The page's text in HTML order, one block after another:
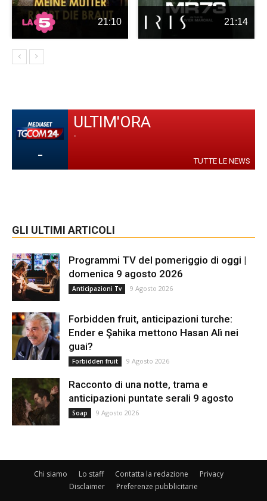
21:10 21:14
-
ULTIM'ORA
-
TUTTE LE NEWS
GLI ULTIMI ARTICOLI
Programmi TV del pomeriggio di oggi |
domenica 9 agosto 2026
Anticipazioni Tv 9 Agosto 2026
Forbidden fruit, anticipazioni turche:
Ender e Şahika mettono Hasan Alì nei
guai?
Forbidden fruit 9 Agosto 2026
Racconto di una notte, trama e
anticipazioni puntate serali 9 agosto
Soap 9 Agosto 2026
Chi siamo Lo staff Contatta la redazione
Privacy
Disclaimer
Preferenze pubblicitarie